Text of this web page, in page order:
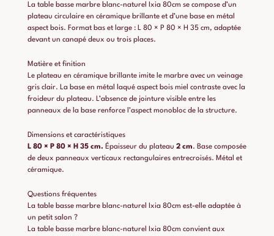
La table basse marbre blanc-naturel Ixia 80cm se compose d’un
plateau circulaire en céramique brillante et d’une base en métal
aspect bois. Format bas et large : L 80 × P 80 × H 35 cm, adaptée
devant un canapé deux ou trois places.
Matière et finition
Le plateau en céramique brillante imite le marbre avec un veinage
gris clair. La base en métal laqué aspect bois miel contraste avec la
froideur du plateau. L’absence de jointure visible entre les
panneaux de la base renforce l’aspect monobloc de la structure.
Dimensions et caractéristiques
L 80 × P 80 × H 35 cm. Épaisseur du plateau 2 cm. Base composée
de deux panneaux verticaux rectangulaires entrecroisés. Métal et
céramique.
Questions fréquentes
La table basse marbre blanc-naturel Ixia 80cm est-elle adaptée à
un petit salon ?
La table basse marbre blanc-naturel Ixia 80cm convient aux